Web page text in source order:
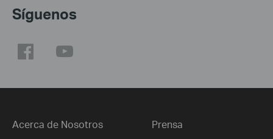
Síguenos
Acerca de Nosotros Prensa